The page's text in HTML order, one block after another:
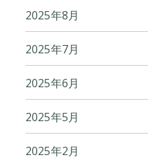
2025年8月
2025年7月
2025年6月
2025年5月
2025年2月